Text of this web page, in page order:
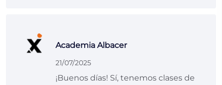
Academia Albacer
21/07/2025
¡Buenos días! Sí, tenemos clases de